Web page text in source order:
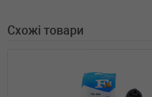
Схожі товари